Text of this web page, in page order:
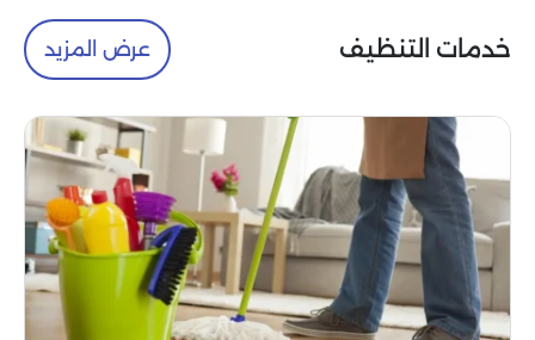
خدمات التنظيف عرض المزيد